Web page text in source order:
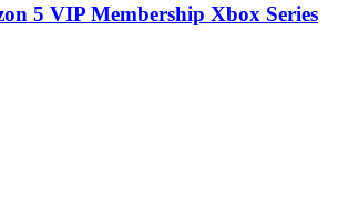
5 VIP Membership Xbox Series